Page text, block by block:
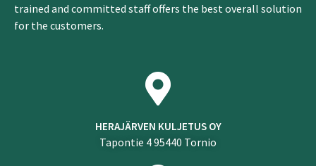
trained and committed staff offers the best overall solution
for the customers.
HERAJÄRVEN KULJETUS OY
Tapontie 4 95440 Tornio